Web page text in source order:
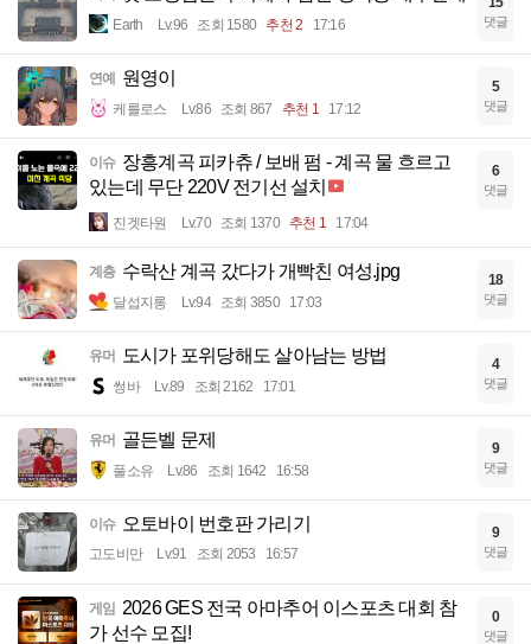
Earth Lv.96 조회 1580 추천 2 17:16 댓글
연예 원영이
케를로스 Lv.86 조회 867 추천 1 17:12
5
댓글
이슈 장흥계곡 피카츄 / 보배 펌 - 계곡 물 흐르고
있는데 무단 220V 전기선 설치
진겟타원 Lv.70 조회 1370 추천 1 17:04
6
댓글
계층 수락산 계곡 갔다가 개빡친 여성.jpg
달섭지롱 Lv.94 조회 3850 17:03
18
댓글
유머 도시가 포위당해도 살아남는 방법
썽바 Lv.89 조회 2162 17:01
4
댓글
유머 골든벨 문제
풀소유 Lv.86 조회 1642 16:58
9
댓글
이슈 오토바이 번호판 가리기
고도비만 Lv.91 조회 2053 16:57
9
댓글
게임 2026 GES 전국 아마추어 이스포츠 대회 참
가 선수 모집!
0
댓글